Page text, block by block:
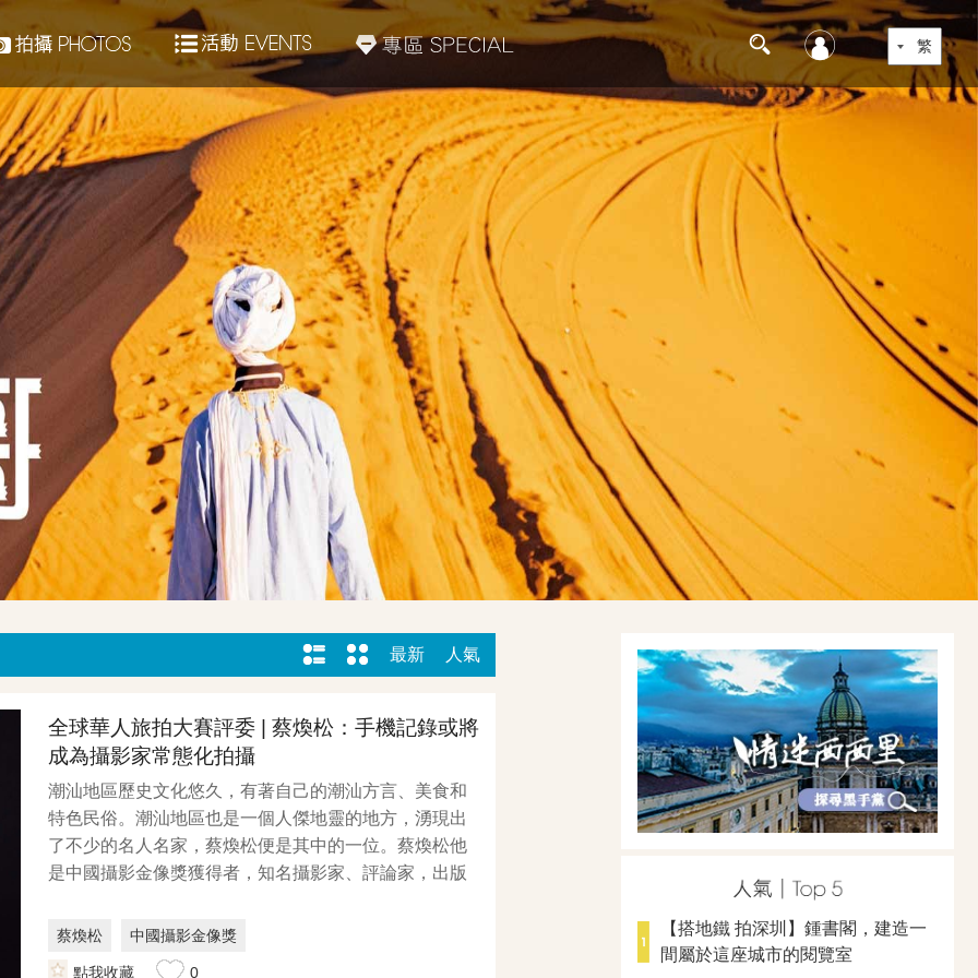
最新 人氣
全球華人旅拍大賽評委 | 蔡煥松：手機記錄或將
成為攝影家常態化拍攝
潮汕地區歷史文化悠久，有著自己的潮汕方言、美食和
特色民俗。潮汕地區也是一個人傑地靈的地方，湧現出
了不少的名人名家，蔡煥松便是其中的一位。蔡煥松他
是中國攝影金像獎獲得者，知名攝影家、評論家，出版
蔡煥松
中國攝影金像獎
《到訪·還鄉》《水墨響沙灣》
點我收藏 0
【搭地鐵 拍深圳】鍾書閣，建造一
間屬於這座城市的閱覽室